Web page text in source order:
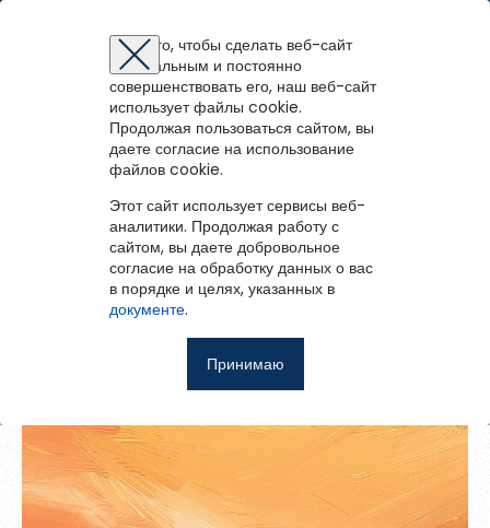
Последний ребенок
Для того, чтобы сделать веб-сайт
оптимальным и постоянно
совершенствовать его, наш веб-сайт
использует файлы cookie.
Продолжая пользоваться сайтом, вы
даете согласие на использование
файлов cookie.
Этот сайт использует сервисы веб-
аналитики. Продолжая работу с
сайтом, вы даете добровольное
согласие на обработку данных о вас
в порядке и целях, указанных в
документе.
Принимаю
Перейти на портал
Ещё
Фотоальбом
Авторизация
Для того чтобы получить доступ к полнотекстовым документам и
записям вебинаров необходимо авторизоваться.
Если у вас еще нет учетной записи,зарегистрируйтесь.
Запомнить меня
Восстановить пароль
Зарегистрироваться
Восстановление пароля
Восстановить пароль
Введите эл.почту, привязанную к профилю на портале. На
неё мы отправим ссылку для восстановления пароля.
Регистрация на портале
Зарегистрированные пользователи имеют доступ к
методическим рекомендациям, сценариям мероприятий,
библиографическим и другим полнотекстовым документам, а
также к записям вебинаров.
Ошибка регистрации.Перезагрузите
снова
Вы успешно зарегистрированы!
зарегистрироваться